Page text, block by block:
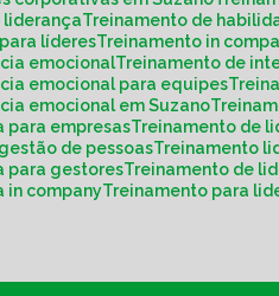
liderança
Treinamento de
líderes
Treinamento in
emocional
Treinamento de
emocional para equipes
emocional em Suzano
para empresas
Treinamento de
de pessoas
Treinamento
para gestores
Treinamento de
in company
Treinamento para